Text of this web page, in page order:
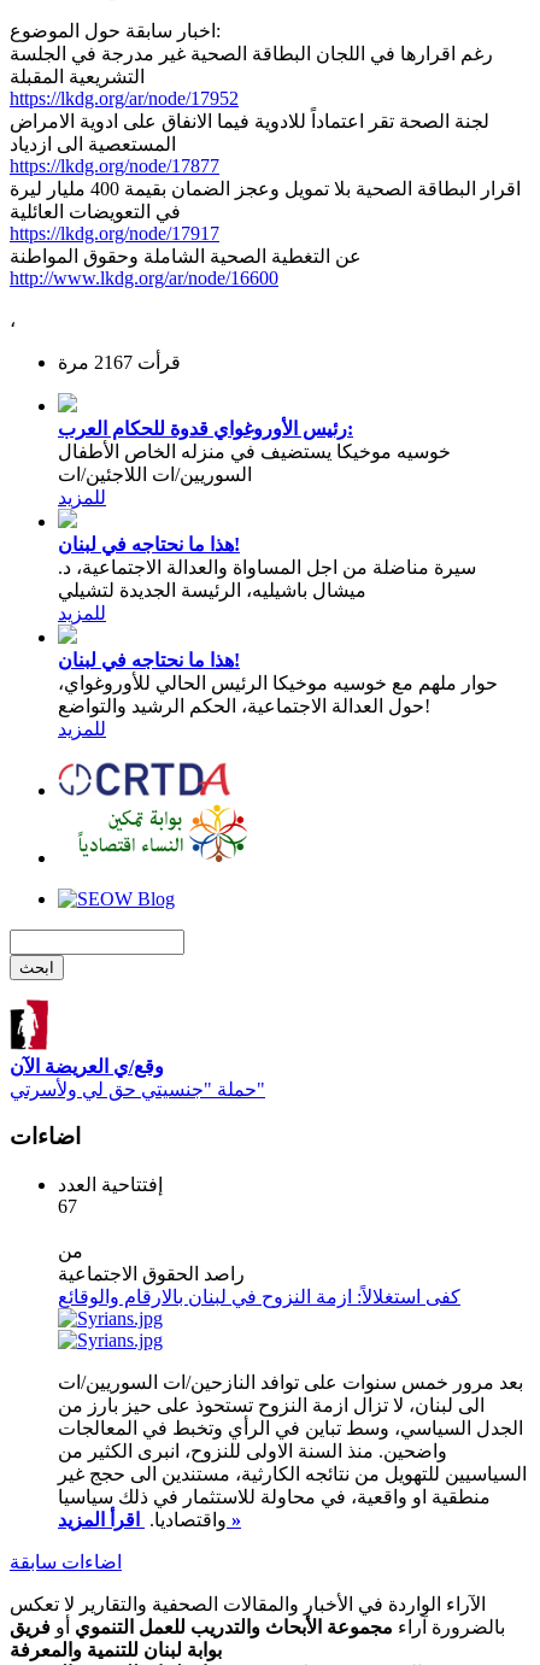
اخبار سابقة حول الموضوع:
رغم اقرارها في اللجان البطاقة الصحية غير مدرجة في الجلسة
التشريعية المقبلة
https://lkdg.org/ar/node/17952
لجنة الصحة تقر اعتماداً للادوية فيما الانفاق على ادوية الامراض
المستعصية الى ازدياد
https://lkdg.org/node/17877
اقرار البطاقة الصحية بلا تمويل وعجز الضمان بقيمة 400 مليار ليرة
في التعويضات العائلية
https://lkdg.org/node/17917
عن التغطية الصحية الشاملة وحقوق المواطنة
http://www.lkdg.org/ar/node/16600
،
قرأت 2167 مرة
رئيس الأوروغواي قدوة للحكام العرب:
خوسيه موخيكا يستضيف في منزله الخاص الأطفال
السوريين/ات اللاجئين/ات
للمزيد
هذا ما نحتاجه في لبنان!
سيرة مناضلة من اجل المساواة والعدالة الاجتماعية، د.
ميشال باشيليه، الرئيسة الجديدة لتشيلي
للمزيد
هذا ما نحتاجه في لبنان!
حوار ملهم مع خوسيه موخيكا الرئيس الحالي للأوروغواي،
حول العدالة الاجتماعية، الحكم الرشيد والتواضع!
للمزيد
وقع/ي العريضة الآن
حملة "جنسيتي حق لي ولأسرتي"
اضاءات
إفتتاحية العدد
67
من
راصد الحقوق الاجتماعية
كفى استغلالاً: ازمة النزوح في لبنان بالارقام والوقائع
بعد مرور خمس سنوات على توافد النازحين/ات السوريين/ات
الى لبنان، لا تزال ازمة النزوح تستحوذ على حيز بارز من
الجدل السياسي، وسط تباين في الرأي وتخبط في المعالجات
واضحين. منذ السنة الاولى للنزوح، انبرى الكثير من
السياسيين للتهويل من نتائجه الكارثية، مستندين الى حجج غير
منطقية او واقعية، في محاولة للاستثمار في ذلك سياسيا
واقتصاديا. اقرأ المزيد »
اضاءات سابقة
الآراء الواردة في الأخبار والمقالات الصحفية والتقارير لا تعكس
بالضرورة آراء مجموعة الأبحاث والتدريب للعمل التنموي أو فريق
بوابة لبنان للتنمية والمعرفة